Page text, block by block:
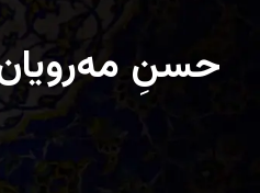
حسنِ